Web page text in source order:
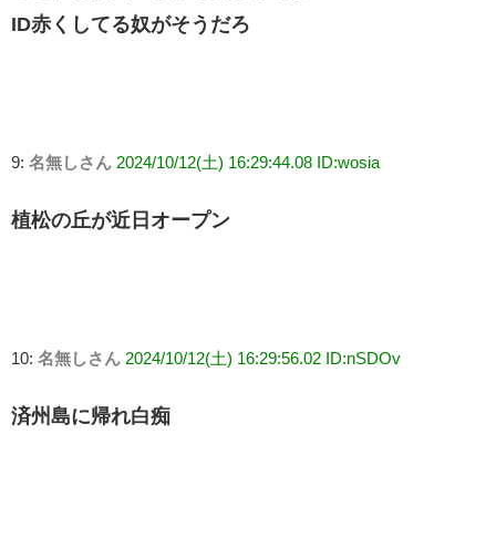
ID赤くしてる奴がそうだろ
9: 名無しさん 2024/10/12(土) 16:29:44.08 ID:wosia
植松の丘が近日オープン
10: 名無しさん 2024/10/12(土) 16:29:56.02 ID:nSDOv
済州島に帰れ白痴